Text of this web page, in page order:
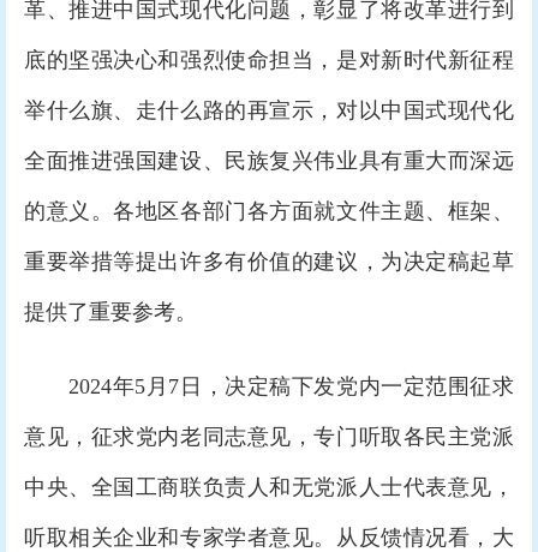
革、推进中国式现代化问题，彰显了将改革进行到
底的坚强决心和强烈使命担当，是对新时代新征程
举什么旗、走什么路的再宣示，对以中国式现代化
全面推进强国建设、民族复兴伟业具有重大而深远
的意义。各地区各部门各方面就文件主题、框架、
重要举措等提出许多有价值的建议，为决定稿起草
提供了重要参考。
2024年5月7日，决定稿下发党内一定范围征求
意见，征求党内老同志意见，专门听取各民主党派
中央、全国工商联负责人和无党派人士代表意见，
听取相关企业和专家学者意见。从反馈情况看，大